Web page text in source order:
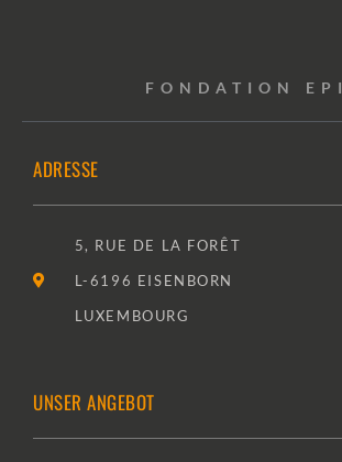
FONDATION EPI
ADRESSE
5, RUE DE LA FORÊT
L-6196 EISENBORN
LUXEMBOURG
UNSER ANGEBOT